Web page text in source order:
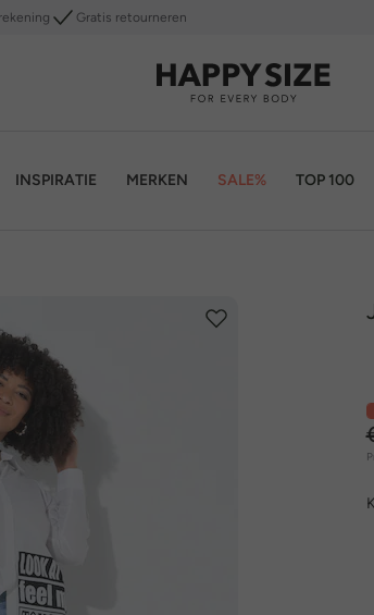
Gratis retourneren
INSPIRATIE MERKEN SALE% TOP 100